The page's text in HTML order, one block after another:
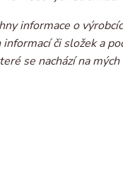
informace o
či složek a
se nachází na mých